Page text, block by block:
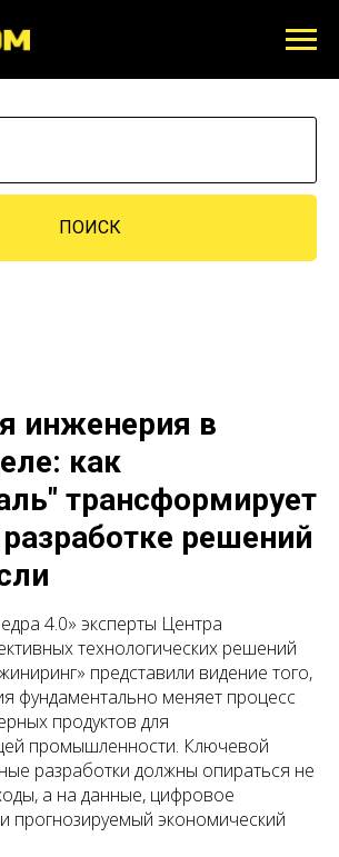
ПОИСК
инженерия в
как
трансформирует
решений
4.0» эксперты Центра
технологических решений
представили видение того,
фундаментально меняет процесс
продуктов для
промышленности. Ключевой
разработки должны опираться не
а на данные, цифровое
прогнозируемый экономический